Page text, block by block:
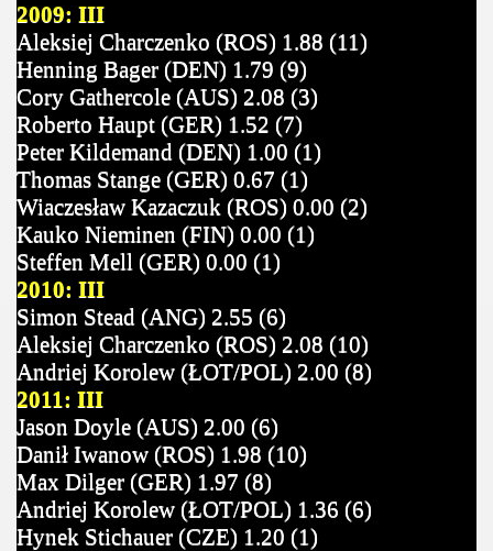
2009: III
Aleksiej Charczenko (ROS) 1.88 (11)
Henning Bager (DEN) 1.79 (9)
Cory Gathercole (AUS) 2.08 (3)
Roberto Haupt (GER) 1.52 (7)
Peter Kildemand (DEN) 1.00 (1)
Thomas Stange (GER) 0.67 (1)
Wiaczesław Kazaczuk (ROS) 0.00 (2)
Kauko Nieminen (FIN) 0.00 (1)
Steffen Mell (GER) 0.00 (1)
2010: III
Simon Stead (ANG) 2.55 (6)
Aleksiej Charczenko (ROS) 2.08 (10)
Andriej Korolew (ŁOT/POL) 2.00 (8)
2011: III
Jason Doyle (AUS) 2.00 (6)
Danił Iwanow (ROS) 1.98 (10)
Max Dilger (GER) 1.97 (8)
Andriej Korolew (ŁOT/POL) 1.36 (6)
Hynek Stichauer (CZE) 1.20 (1)